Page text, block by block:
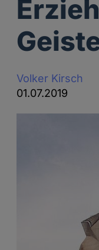
Volker Kirsch
01.07.2019